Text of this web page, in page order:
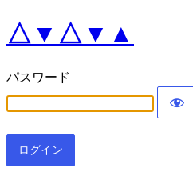
△▼△▼▲
パスワード